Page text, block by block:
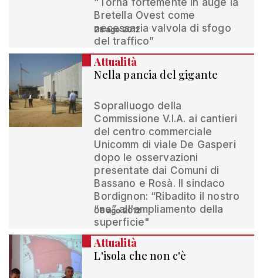
“Torna fortemente in auge la
Bretella Ovest come
necessaria valvola di sfogo
del traffico”
28 ago 2012
Attualità
Nella pancia del gigante
Sopralluogo della
Commissione V.I.A. ai cantieri
del centro commerciale
Unicomm di viale De Gasperi
dopo le osservazioni
presentate dai Comuni di
Bassano e Rosà. Il sindaco
Bordignon: “Ribadito il nostro
“no” all'ampliamento della
superficie"
06 ago 2012
Attualità
L'isola che non c'è